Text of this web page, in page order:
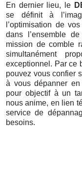
En dernier lieu, le
se définit à
l’optimisation de
dans l’ensemble
mission de comble
simultanément
exceptionnel. Par ce
pouvez vous confier
à vous dépanner
pour objectif à un
nous anime, en lien
service de
besoins.